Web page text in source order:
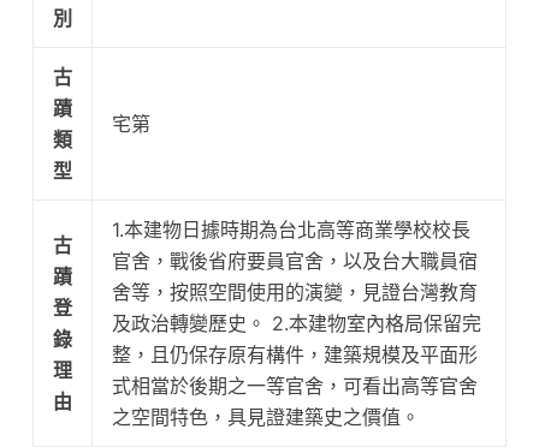
別
古
蹟
類
型
宅第
古
蹟
登
錄
理
由
1.本建物日據時期為台北高等商業學校校長
官舍，戰後省府要員官舍，以及台大職員宿
舍等，按照空間使用的演變，見證台灣教育
及政治轉變歷史。 2.本建物室內格局保留完
整，且仍保存原有構件，建築規模及平面形
式相當於後期之一等官舍，可看出高等官舍
之空間特色，具見證建築史之價值。